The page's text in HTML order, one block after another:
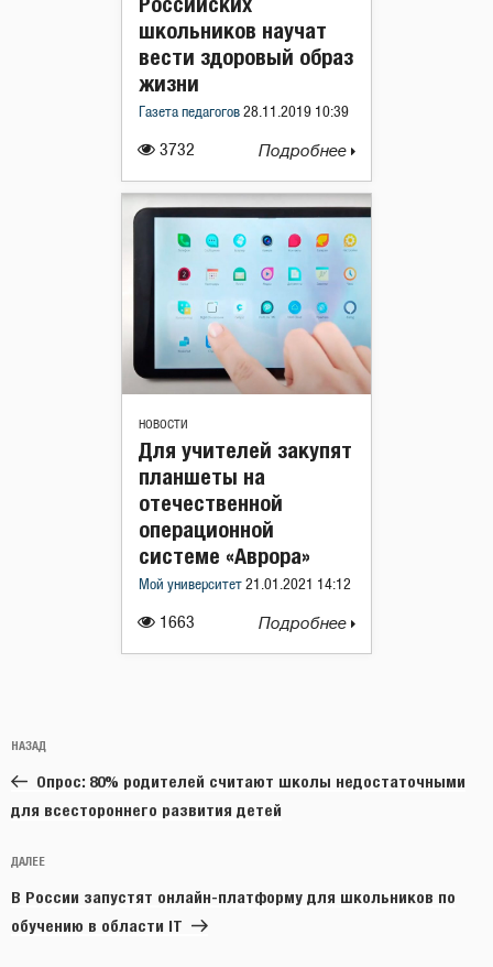
3732
школьников научат
вести здоровый образ
жизни
Газета педагогов 28.11.2019 10:39
Подробнее
НОВОСТИ
1663
Для учителей закупят
планшеты на
отечественной
операционной
системе «Аврора»
Мой университет 21.01.2021 14:12
Подробнее
по
записям
Предыдущая
запись:
НАЗАД
Опрос: 80% родителей считают школы недостаточными
для всестороннего развития детей
Следующая
запись
ДАЛЕЕ
В России запустят онлайн-платформу для школьников по
обучению в области IT